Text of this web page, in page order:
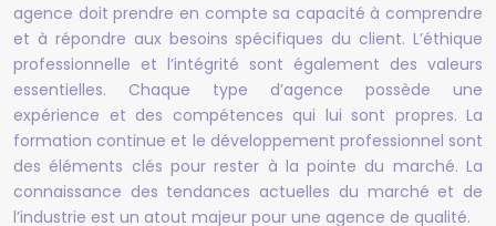
agence doit prendre en compte sa capacité à comprendre
et à répondre aux besoins spécifiques du client. L’éthique
professionnelle et l’intégrité sont également des valeurs
essentielles. Chaque type d’agence possède une
expérience et des compétences qui lui sont propres. La
formation continue et le développement professionnel sont
des éléments clés pour rester à la pointe du marché. La
connaissance des tendances actuelles du marché et de
l’industrie est un atout majeur pour une agence de qualité.